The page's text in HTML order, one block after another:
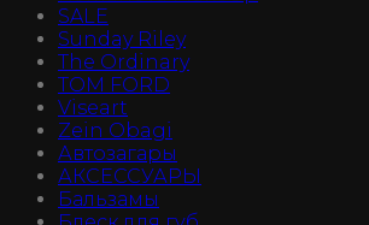
SALE
Sunday Riley
The Ordinary
TOM FORD
Viseart
Zein Obagi
Автозагары
АКСЕССУАРЫ
Бальзамы